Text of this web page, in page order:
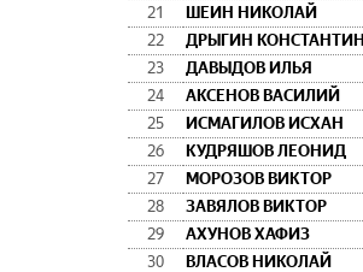
21
ШЕИН НИКОЛАЙ
22
ДРЫГИН КОНСТАНТИН
23
ДАВЫДОВ ИЛЬЯ
24
АКСЕНОВ ВАСИЛИЙ
25
ИСМАГИЛОВ ИСХАН
26
КУДРЯШОВ ЛЕОНИД
27
МОРОЗОВ ВИКТОР
28
ЗАВЯЛОВ ВИКТОР
29
АХУНОВ ХАФИЗ
30
ВЛАСОВ НИКОЛАЙ